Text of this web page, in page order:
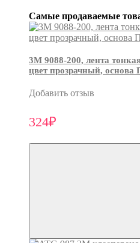
Самые продаваемые
3М 9088-200, лента
цвет прозрачный, основа
Добавить отзыв
324₽